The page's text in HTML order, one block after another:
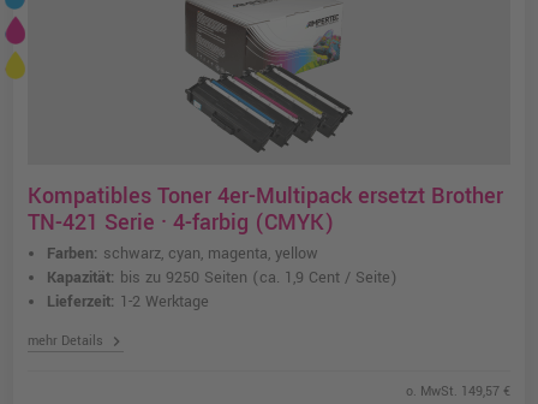
Kompatibles Toner 4er-Multipack ersetzt Brother
TN-421 Serie · 4-farbig (CMYK)
Farben: schwarz, cyan, magenta, yellow
Kapazität: bis zu 9250 Seiten (ca. 1,9 Cent / Seite)
Lieferzeit: 1-2 Werktage
mehr Details chevron_right
o. MwSt. 149,57 €